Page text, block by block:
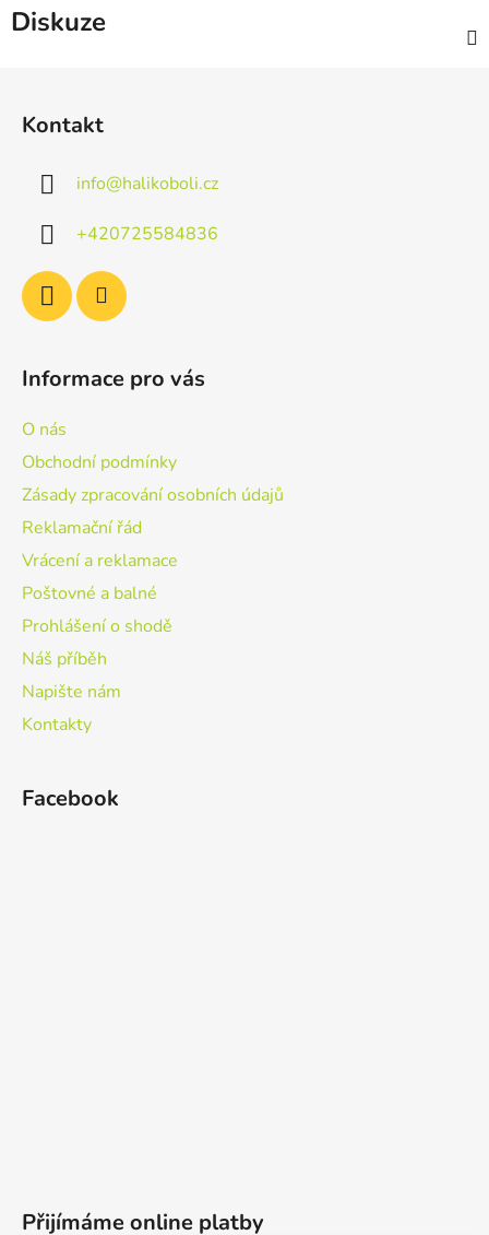
Diskuze
Kontakt
info@halikoboli.cz
+420725584836
Informace pro vás
O nás
Obchodní podmínky
Zásady zpracování osobních údajů
Reklamační řád
Vrácení a reklamace
Poštovné a balné
Prohlášení o shodě
Náš příběh
Napište nám
Kontakty
Facebook
Přijímáme online platby